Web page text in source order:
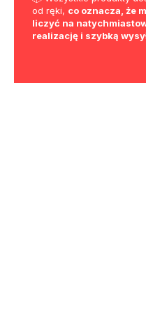
od ręki, co oznacza, że
liczyć na
realizację i szybką